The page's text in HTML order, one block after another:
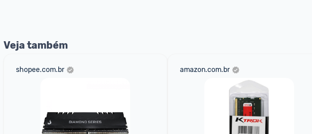
Veja também
shopee.com.br amazon.com.br